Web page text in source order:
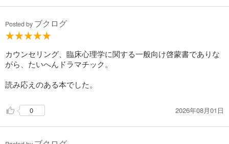
Posted by ブクログ
カウンセリング、臨床心理学に関する一般向け啓蒙書でありな
がら、たいへんドラマチック。
読み応えのある本でした。
0 2026年08月01日